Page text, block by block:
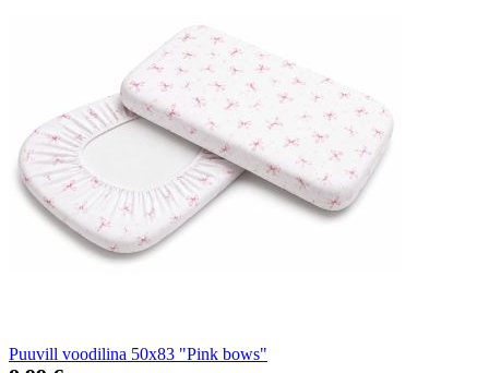
Puuvill voodilina 50x83 "Pink bows"